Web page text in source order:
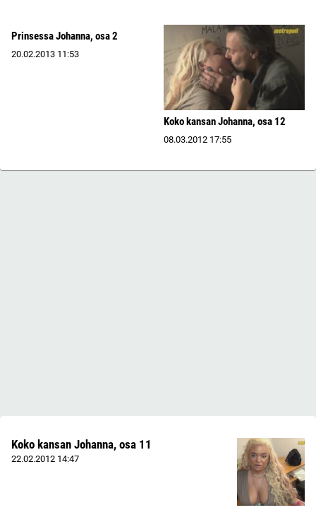
Prinsessa Johanna, osa 2
20.02.2013 11:53
Koko kansan Johanna, osa 12
08.03.2012 17:55
Koko kansan Johanna, osa 11
22.02.2012 14:47